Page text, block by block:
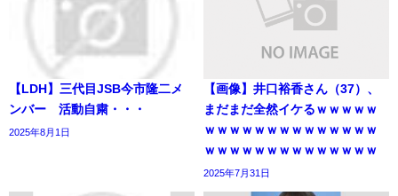
【LDH】三代目JSB今市隆二メ
ンバー 活動自粛・・・
2025年8月1日
【画像】井口裕香さん（37）、
まだまだ全然イケるｗｗｗｗｗ
ｗｗｗｗｗｗｗｗｗｗｗｗｗｗ
ｗｗｗｗｗｗｗｗｗｗｗｗｗｗ
2025年7月31日